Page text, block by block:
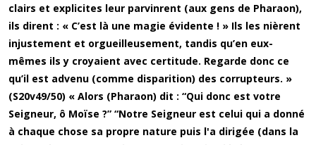
clairs et explicites leur parvinrent (aux gens de Pharaon),
ils dirent : « C’est là une magie évidente ! » Ils les nièrent
injustement et orgueilleusement, tandis qu’en eux-
mêmes ils y croyaient avec certitude. Regarde donc ce
qu’il est advenu (comme disparition) des corrupteurs. »
(S20v49/50) « Alors (Pharaon) dit : “Qui donc est votre
Seigneur, ô Moïse ?” “Notre Seigneur est celui qui a donné
à chaque chose sa propre nature puis l'a dirigée (dans la